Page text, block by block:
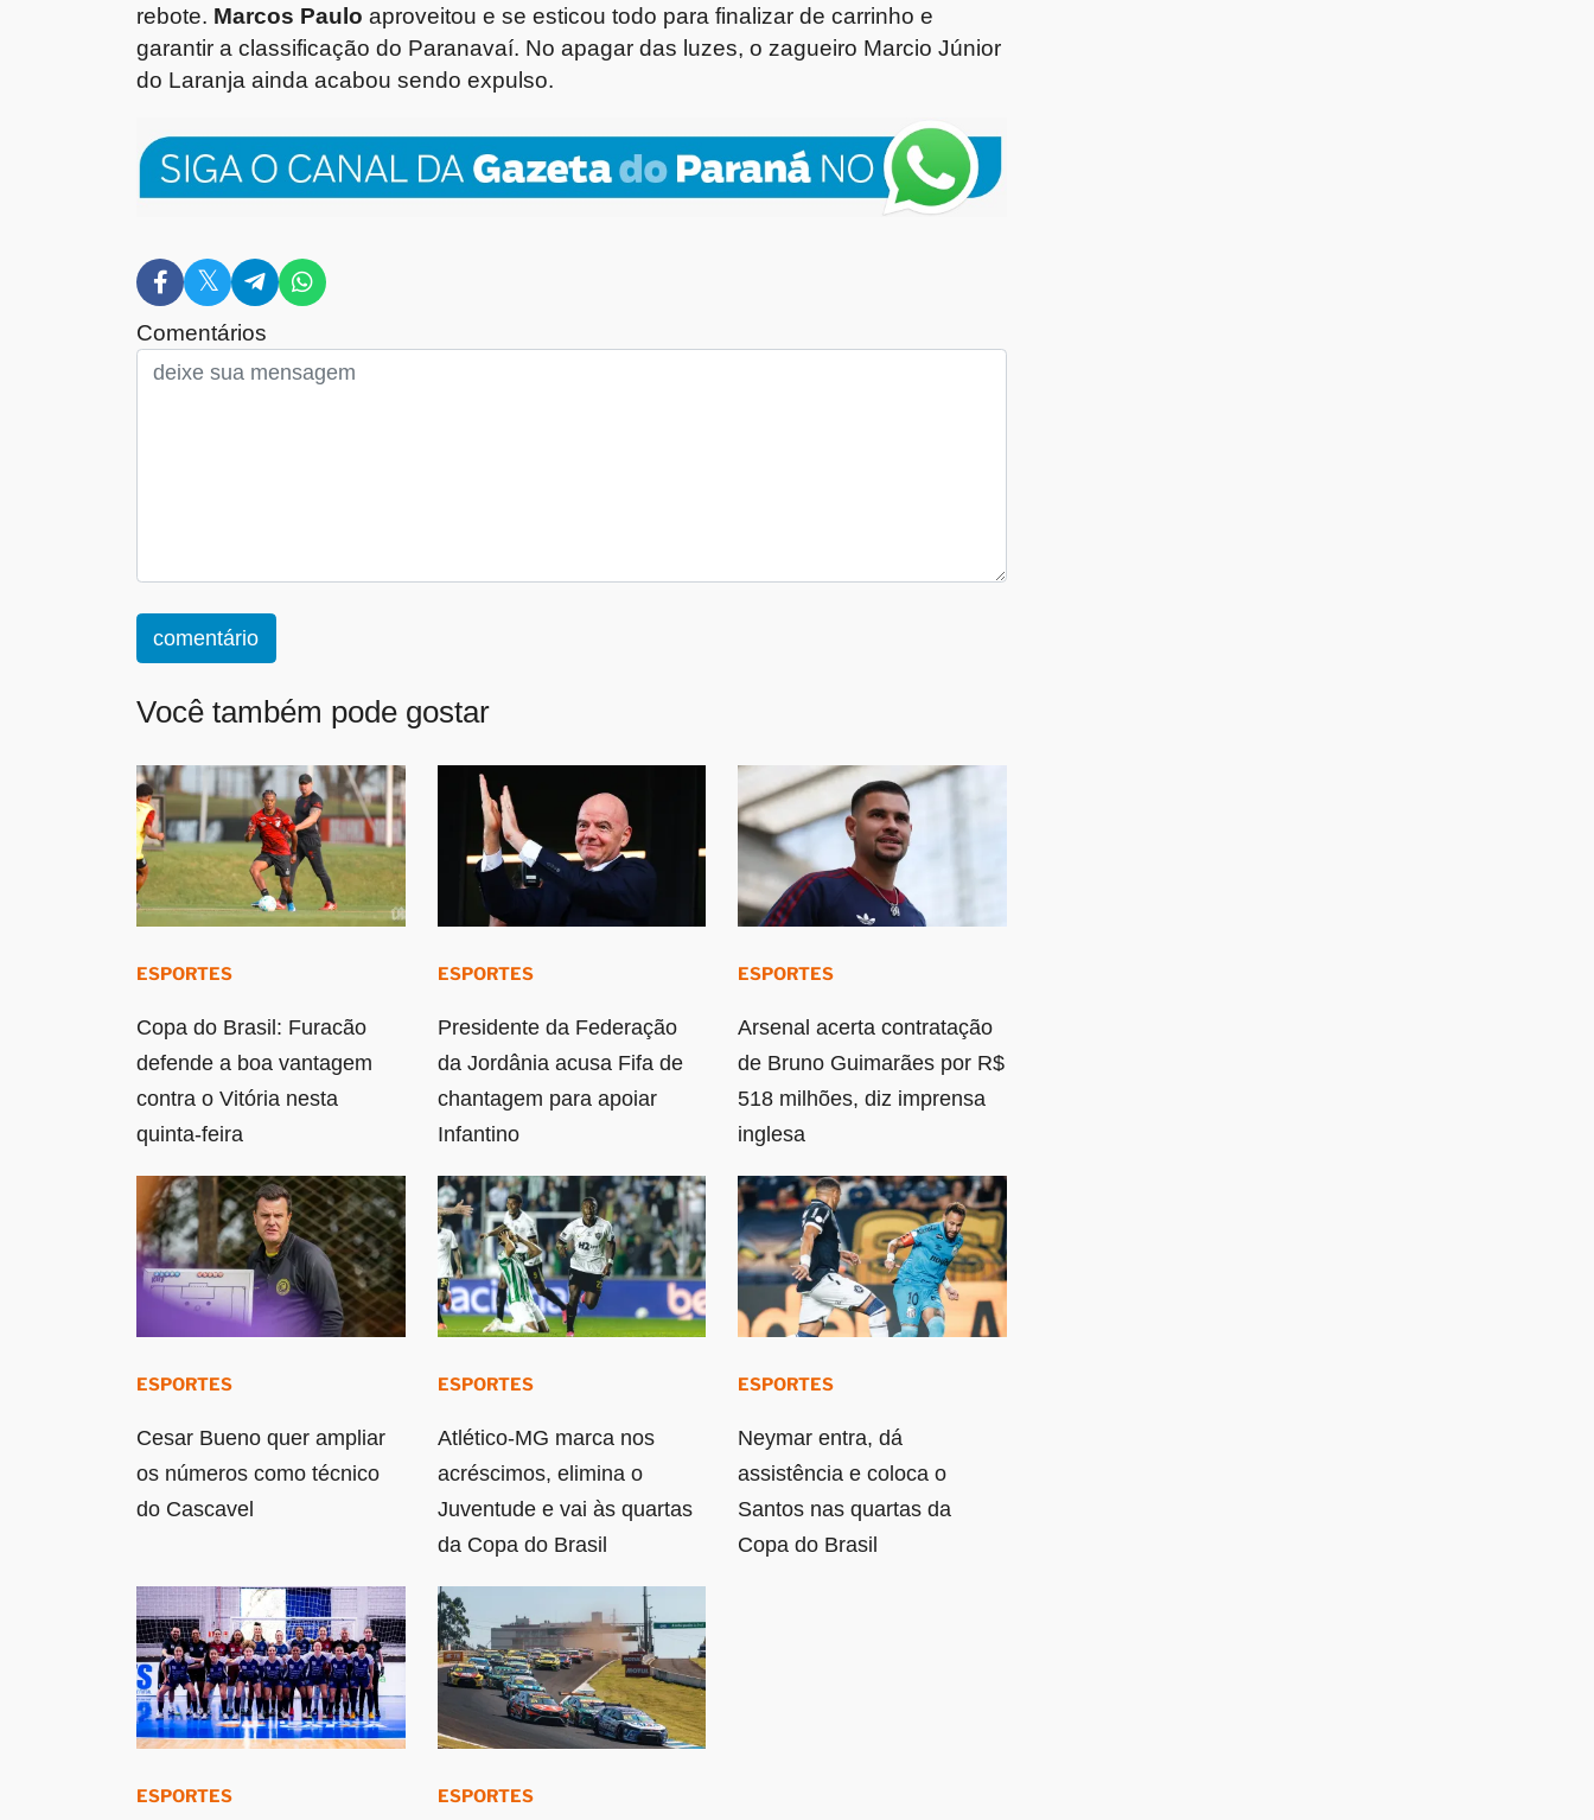
rebote. Marcos Paulo aproveitou e se esticou todo para finalizar de carrinho e
garantir a classificação do Paranavaí. No apagar das luzes, o zagueiro Marcio Júnior
do Laranja ainda acabou sendo expulso.
Comentários
comentário
Você também pode gostar
ESPORTES
Copa do Brasil: Furacão
defende a boa vantagem
contra o Vitória nesta
quinta-feira
ESPORTES
Presidente da Federação
da Jordânia acusa Fifa de
chantagem para apoiar
Infantino
ESPORTES
Arsenal acerta contratação
de Bruno Guimarães por R$
518 milhões, diz imprensa
inglesa
ESPORTES
Cesar Bueno quer ampliar
os números como técnico
do Cascavel
ESPORTES
Atlético-MG marca nos
acréscimos, elimina o
Juventude e vai às quartas
da Copa do Brasil
ESPORTES
Neymar entra, dá
assistência e coloca o
Santos nas quartas da
Copa do Brasil
ESPORTES ESPORTES